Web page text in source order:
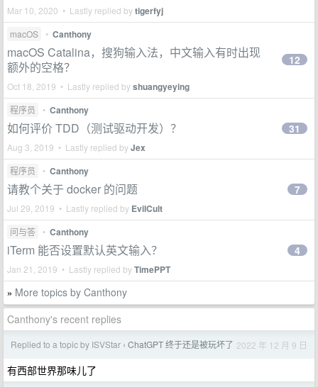
Mar 10, 2020 • Lastly replied bytigerfyj
macOS • Canthony
macOS Catalina，搜狗输入法，中文输入有时出现
额外的空格？
Oct 18, 2019 • Lastly replied byshuangyeying
12
程序员 • Canthony
如何评价 TDD（测试驱动开发）？
Aug 3, 2019 • Lastly replied byJex
31
程序员 • Canthony
请教个关于 docker 的问题
Jul 29, 2019 • Lastly replied by EvilCult
7
问与答 • Canthony
iTerm 能否设置默认英文输入？
Jan 21, 2019 • Lastly replied byTimePPT
4
» More topics by Canthony
Canthony's recent replies
Replied to a topic by ISVStar › ChatGPT 终于还是被玩坏了 2022 年 12 月 9 日
有西部世界那味儿了